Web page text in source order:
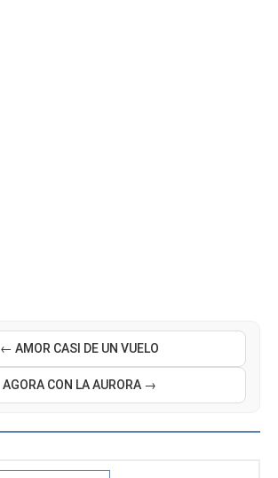
← AMOR CASI DE UN VUELO
AGORA CON LA AURORA →